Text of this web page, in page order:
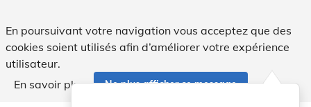
En poursuivant votre navigation vous acceptez que des
cookies soient utilisés afin d’améliorer votre expérience
utilisateur.
En savoir plus
Ne plus afficher ce message